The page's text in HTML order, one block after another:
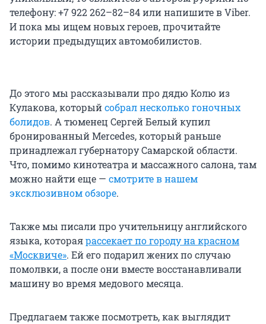
телефону: +7 922 262–82–84 или напишите в Viber.
И пока мы ищем новых героев, прочитайте
истории предыдущих автомобилистов.
До этого мы рассказывали про дядю Колю из
Кулакова, которыйсобрал несколько гоночных
болидов. А тюменец Сергей Белый купил
бронированный Mercedes, который раньше
принадлежал губернатору Самарской области.
Что, помимо кинотеатра и массажного салона, там
можно найти еще — смотрите в нашем
эксклюзивном обзоре.
Также мы писали про учительницу английского
языка, котораярассекает по городу на красном
«Москвиче». Ей его подарил жених по случаю
помолвки, а после они вместе восстанавливали
машину во время медового месяца.
Предлагаем также посмотреть, как выглядит